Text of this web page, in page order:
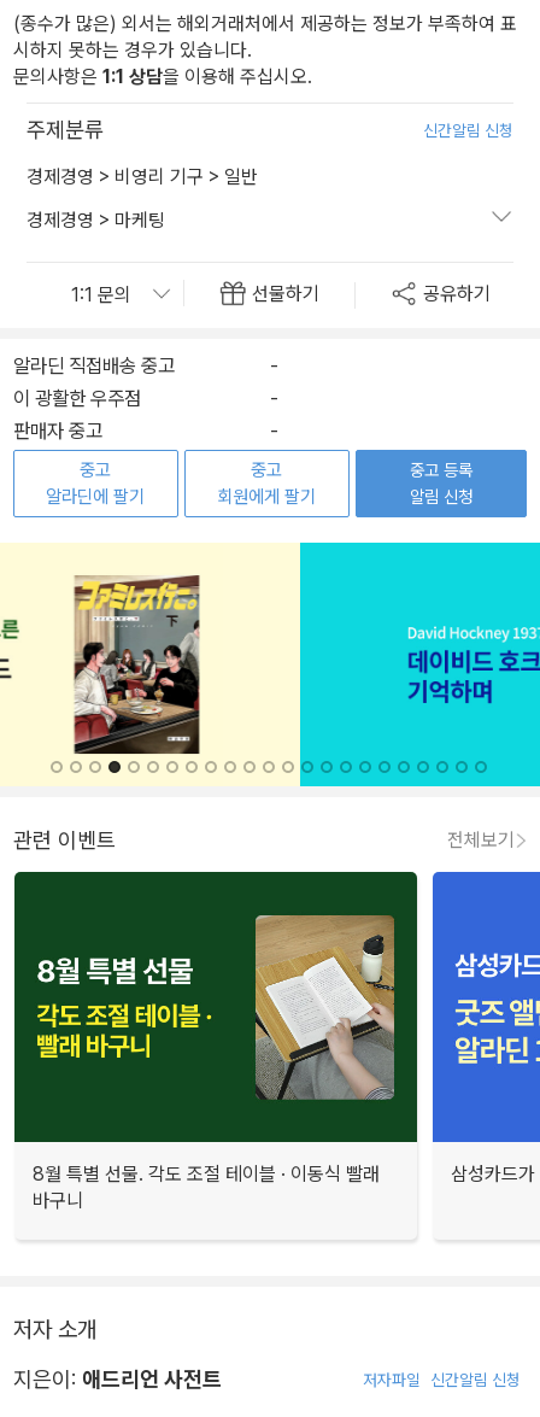
(종수가 많은) 외서는 해외거래처에서 제공하는 정보가 부족하여 표
시하지 못하는 경우가 있습니다.
문의사항은 1:1 상담을 이용해 주십시오.
주제분류 신간알림 신청
경제경영 > 비영리 기구 > 일반
경제경영 > 마케팅
선물하기 공유하기
알라딘 직접배송 중고
-
이 광활한 우주점
-
판매자 중고
-
중고
알라딘에 팔기
중고
회원에게 팔기
중고 등록
알림 신청
관련 이벤트 전체보기
8월 특별 선물. 각도 조절 테이블 · 이동식 빨래
바구니
삼성카드
저자 소개
지은이: 애드리언 사전트 저자파일 신간알림 신청